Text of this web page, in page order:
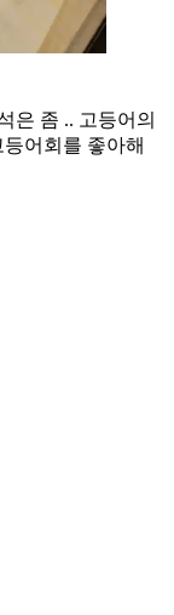
은 좀 .. 고등어의
어회를 좋아해